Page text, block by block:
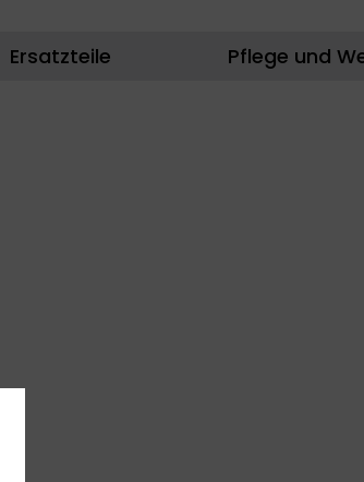
Ersatzteile Pflege und